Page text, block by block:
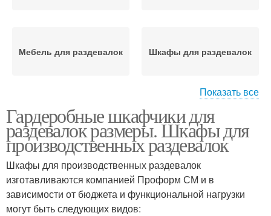
Мебель для раздевалок Шкафы для раздевалок
Металлические шкафы
Показать все
Гардеробные шкафчики для
раздевалок размеры. Шкафы для
производственных раздевалок
Шкафы для производственных раздевалок
изготавливаются компанией Проформ СМ и в
зависимости от бюджета и функциональной нагрузки
могут быть следующих видов: